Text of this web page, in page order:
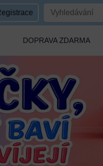
DOPRAVA ZDARMA